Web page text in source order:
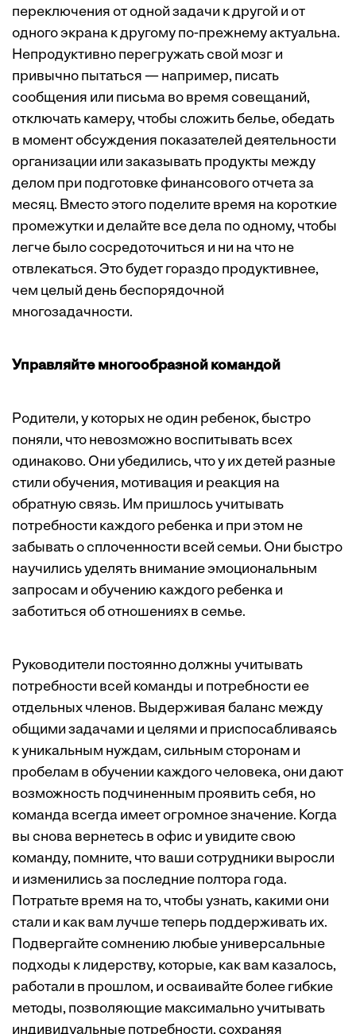
переключения от одной задачи к другой и от
одного экрана к другому по-прежнему актуальна.
Непродуктивно перегружать свой мозг и
привычно пытаться — например, писать
сообщения или письма во время совещаний,
отключать камеру, чтобы сложить белье, обедать
в момент обсуждения показателей деятельности
организации или заказывать продукты между
делом при подготовке финансового отчета за
месяц. Вместо этого поделите время на короткие
промежутки и делайте все дела по одному, чтобы
легче было сосредоточиться и ни на что не
отвлекаться. Это будет гораздо продуктивнее,
чем целый день беспорядочной
многозадачности.
Управляйте многообразной командой
Родители, у которых не один ребенок, быстро
поняли, что невозможно воспитывать всех
одинаково. Они убедились, что у их детей разные
стили обучения, мотивация и реакция на
обратную связь. Им пришлось учитывать
потребности каждого ребенка и при этом не
забывать о сплоченности всей семьи. Они быстро
научились уделять внимание эмоциональным
запросам и обучению каждого ребенка и
заботиться об отношениях в семье.
Руководители постоянно должны учитывать
потребности всей команды и потребности ее
отдельных членов. Выдерживая баланс между
общими задачами и целями и приспосабливаясь
к уникальным нуждам, сильным сторонам и
пробелам в обучении каждого человека, они дают
возможность подчиненным проявить себя, но
команда всегда имеет огромное значение. Когда
вы снова вернетесь в офис и увидите свою
команду, помните, что ваши сотрудники выросли
и изменились за последние полтора года.
Потратьте время на то, чтобы узнать, какими они
стали и как вам лучше теперь поддерживать их.
Подвергайте сомнению любые универсальные
подходы к лидерству, которые, как вам казалось,
работали в прошлом, и осваивайте более гибкие
методы, позволяющие максимально учитывать
индивидуальные потребности, сохраняя